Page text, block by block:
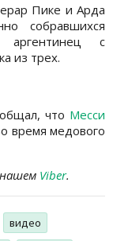
Пике и Арда
собравшихся
аргентинец с
из трех.
что Месси
время медового
Viber.
видео